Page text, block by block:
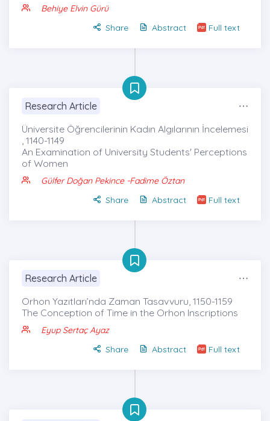
Behiye Elvin Gürü
Share
Abstract Full text
Research Article
Üniversite Öğrencilerinin Kadın Algılarının İncelemesi
, 1140-1149
An Examination of University Students' Perceptions
of Women
Gülfer Doğan Pekince -Fadime Öztan
Share
Abstract Full text
Research Article
Orhon Yazıtları’nda Zaman Tasavvuru, 1150-1159
The Conception of Time in the Orhon Inscriptions
Eyup Sertaç Ayaz
Share
Abstract Full text